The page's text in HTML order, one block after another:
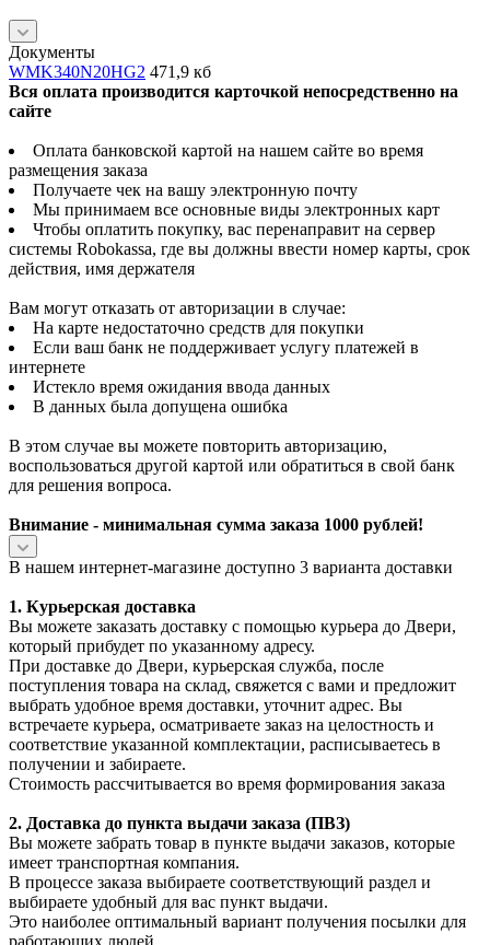
Документы
WMK340N20HG2 471,9 кб
Вся оплата производится карточкой непосредственно на
сайте
Оплата банковской картой на нашем сайте во время
размещения заказа
Получаете чек на вашу электронную почту
Мы принимаем все основные виды электронных карт
Чтобы оплатить покупку, вас перенаправит на сервер
системы Robokassa, где вы должны ввести номер карты, срок
действия, имя держателя
Вам могут отказать от авторизации в случае:
На карте недостаточно средств для покупки
Если ваш банк не поддерживает услугу платежей в
интернете
Истекло время ожидания ввода данных
В данных была допущена ошибка
В этом случае вы можете повторить авторизацию,
воспользоваться другой картой или обратиться в свой банк
для решения вопроса.
Внимание - минимальная сумма заказа 1000 рублей!
В нашем интернет-магазине доступно 3 варианта доставки
1. Курьерская доставка
Вы можете заказать доставку с помощью курьера до Двери,
который прибудет по указанному адресу.
При доставке до Двери, курьерская служба, после
поступления товара на склад, свяжется с вами и предложит
выбрать удобное время доставки, уточнит адрес. Вы
встречаете курьера, осматриваете заказ на целостность и
соответствие указанной комплектации, расписываетесь в
получении и забираете.
Стоимость рассчитывается во время формирования заказа
2. Доставка до пункта выдачи заказа (ПВЗ)
Вы можете забрать товар в пункте выдачи заказов, которые
имеет транспортная компания.
В процессе заказа выбираете соответствующий раздел и
выбираете удобный для вас пункт выдачи.
Это наиболее оптимальный вариант получения посылки для
работающих людей.